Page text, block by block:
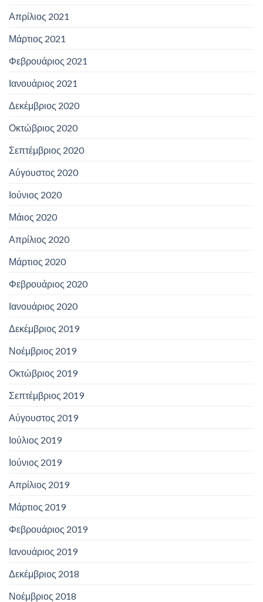
Απρίλιος 2021
Μάρτιος 2021
Φεβρουάριος 2021
Ιανουάριος 2021
Δεκέμβριος 2020
Οκτώβριος 2020
Σεπτέμβριος 2020
Αύγουστος 2020
Ιούνιος 2020
Μάιος 2020
Απρίλιος 2020
Μάρτιος 2020
Φεβρουάριος 2020
Ιανουάριος 2020
Δεκέμβριος 2019
Νοέμβριος 2019
Οκτώβριος 2019
Σεπτέμβριος 2019
Αύγουστος 2019
Ιούλιος 2019
Ιούνιος 2019
Απρίλιος 2019
Μάρτιος 2019
Φεβρουάριος 2019
Ιανουάριος 2019
Δεκέμβριος 2018
Νοέμβριος 2018